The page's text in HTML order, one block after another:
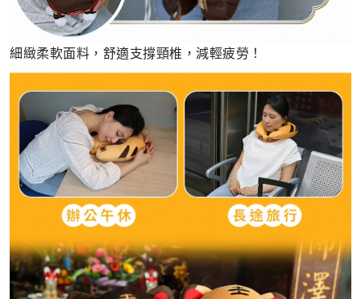
細緻柔軟面料，舒適支撐頸椎，減輕疲勞！